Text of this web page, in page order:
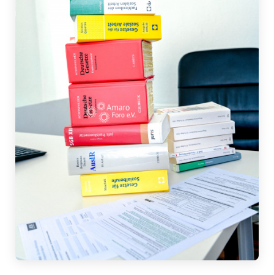
Vorstand
Dachorganisationen